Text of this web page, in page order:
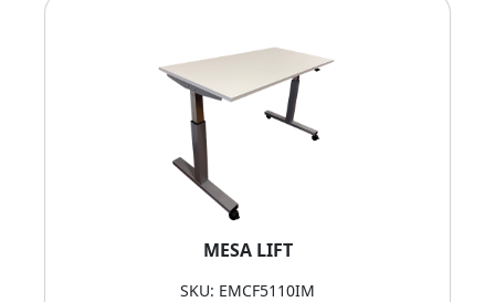
MESA LIFT
SKU: EMCF5110IM